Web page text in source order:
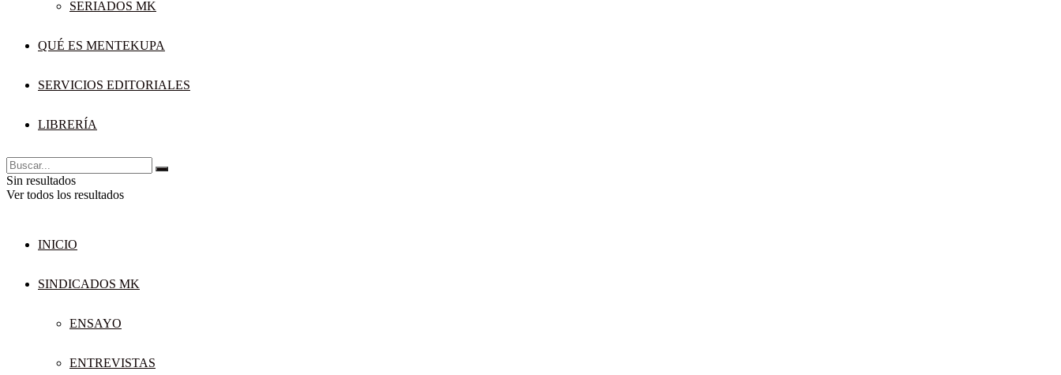
SERIADOS MK
QUÉ ES MENTEKUPA
SERVICIOS EDITORIALES
LIBRERÍA
Sin resultados
Ver todos los resultados
INICIO
SINDICADOS MK
ENSAYO
ENTREVISTAS